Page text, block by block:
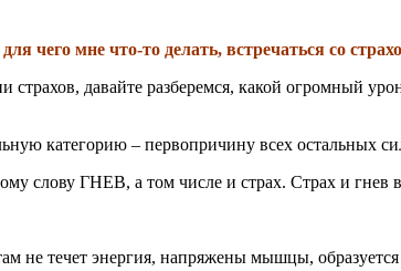
мне что-то делать, встречаться со
давайте разберемся, какой огромный
категорию – первопричину всех остальных
слову ГНЕВ, а том числе и страх. Страх и
не течет энергия, напряжены мышцы, образуется